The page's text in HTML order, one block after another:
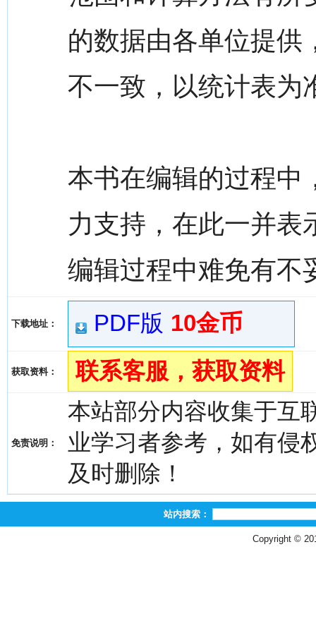
的数据由各单位提供
不一致，以统计表为
本书在编辑的过程中
力支持，在此一并表
编辑过程中难免有不
下载地址： PDF版 10金币
获取资料： 联系客服，获取资料
免责说明：
本站部分内容收集于互
业学习者参考，如有侵
及时删除！
站内搜索：
Copyright ©